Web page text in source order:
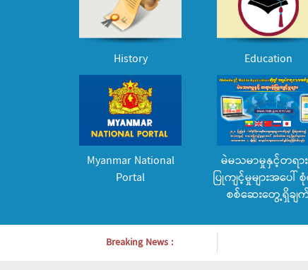
History Education
Myanmar National
Portal
မဲမသမာမှုနှင့်တရာ
ပြုကျင့်မှုများအပေါ်
စစ်ဆေးတွေ့ရှိချ
Breaking News :